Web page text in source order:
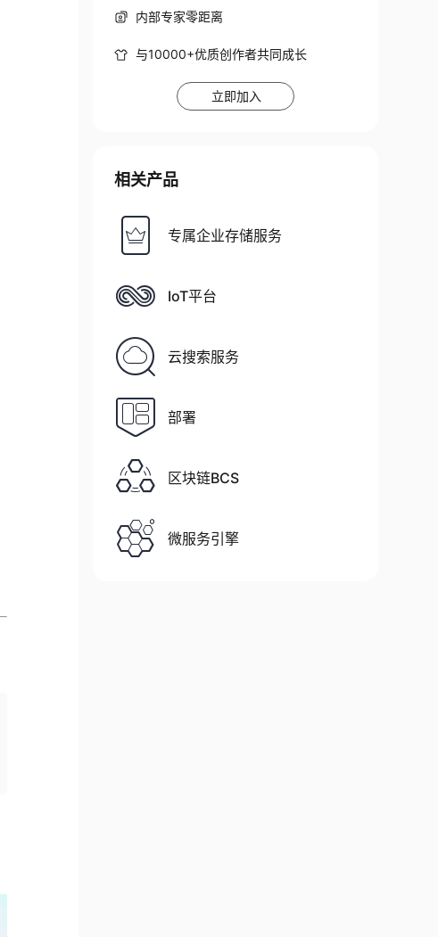
内部专家零距离
与10000+优质创作者共同成长
立即加入
相关产品
专属企业存储服务
IoT平台
云搜索服务
部署
区块链BCS
微服务引擎